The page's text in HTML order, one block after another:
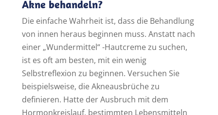
Akne behandeln?
Die einfache Wahrheit ist, dass die Behandlung
von innen heraus beginnen muss. Anstatt nach
einer „Wundermittel“ -Hautcreme zu suchen,
ist es oft am besten, mit ein wenig
Selbstreflexion zu beginnen. Versuchen Sie
beispielsweise, die Akneausbrüche zu
definieren. Hatte der Ausbruch mit dem
Hormonkreislauf, bestimmten Lebensmitteln